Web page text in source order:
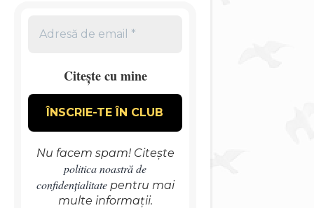
Citește cu mine
Nu facem spam! Citește
politica noastră de
confidențialitatepentru mai
multe informații.